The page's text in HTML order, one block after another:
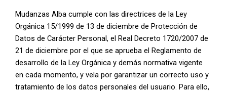
Mudanzas Alba cumple con las directrices de la Ley
Orgánica 15/1999 de 13 de diciembre de Protección de
Datos de Carácter Personal, el Real Decreto 1720/2007 de
21 de diciembre por el que se aprueba el Reglamento de
desarrollo de la Ley Orgánica y demás normativa vigente
en cada momento, y vela por garantizar un correcto uso y
tratamiento de los datos personales del usuario. Para ello,